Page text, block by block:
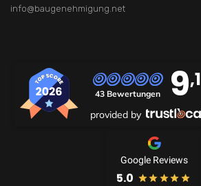
info@baugenehmigung.net
43 Bewertungen 9,1
provided by
Google Reviews
5.0